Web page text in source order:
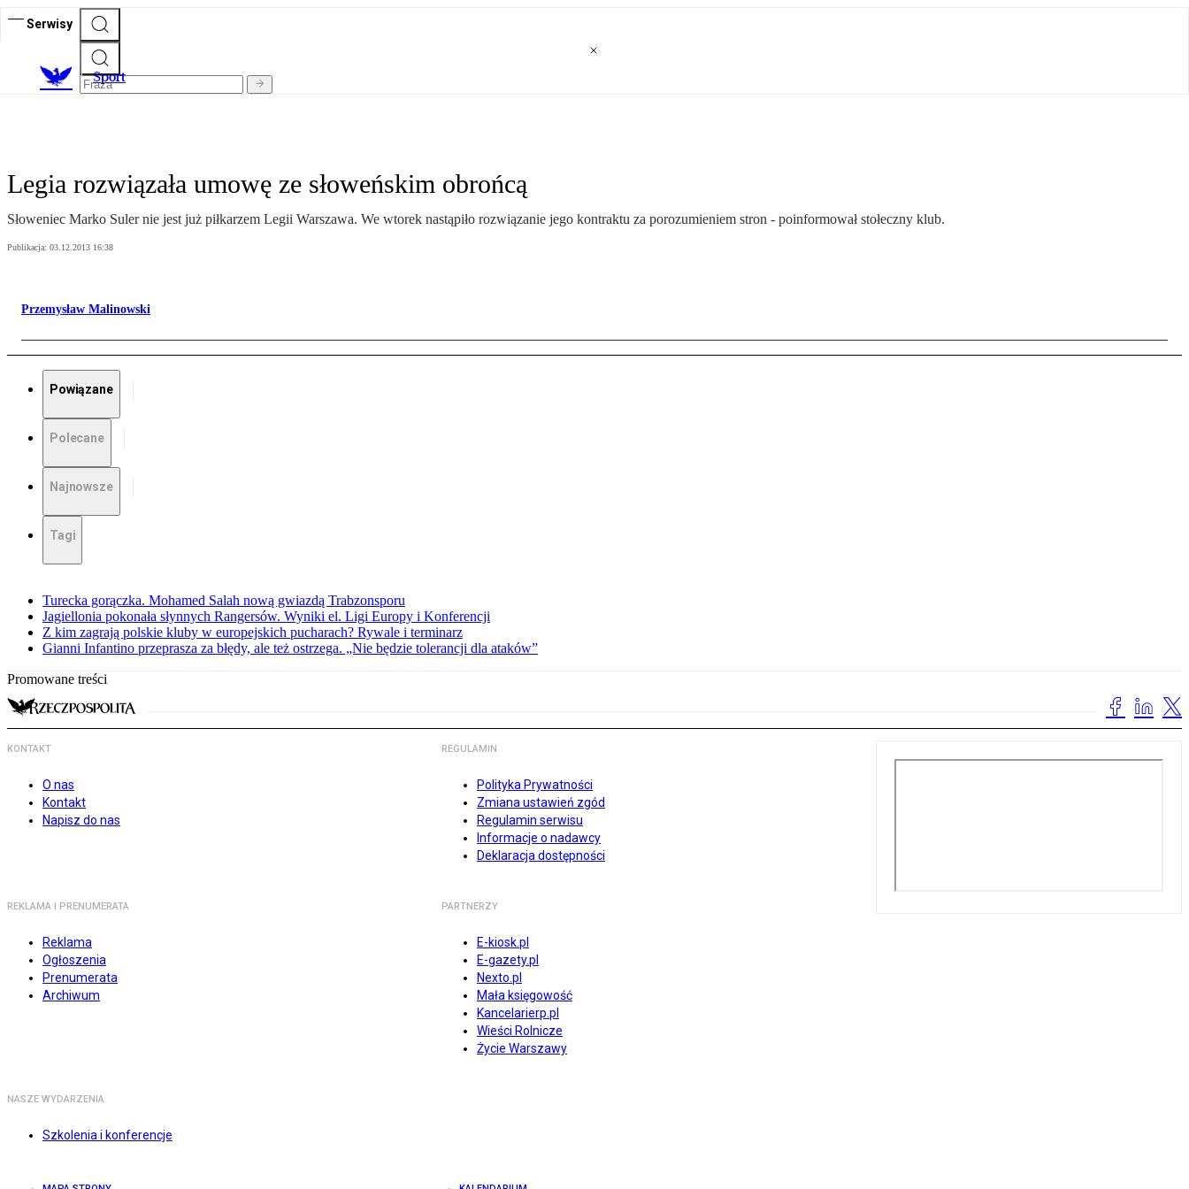
Serwisy
Sport
Legia rozwiązała umowę ze słoweńskim obrońcą
Słoweniec Marko Suler nie jest już piłkarzem Legii Warszawa. We wtorek nastąpiło rozwiązanie jego kontraktu za porozumieniem stron - poinformował stołeczny klub.
Publikacja: 03.12.2013 16:38
Przemysław Malinowski
Powiązane
Polecane
Najnowsze
Tagi
Turecka gorączka. Mohamed Salah nową gwiazdą Trabzonsporu
Jagiellonia pokonała słynnych Rangersów. Wyniki el. Ligi Europy i Konferencji
Z kim zagrają polskie kluby w europejskich pucharach? Rywale i terminarz
Gianni Infantino przeprasza za błędy, ale też ostrzega. „Nie będzie tolerancji dla ataków”
Promowane treści
KONTAKT
O nas
Kontakt
Napisz do nas
REGULAMIN
Polityka Prywatności
Zmiana ustawień zgód
Regulamin serwisu
Informacje o nadawcy
Deklaracja dostępności
REKLAMA I PRENUMERATA
Reklama
Ogłoszenia
Prenumerata
Archiwum
PARTNERZY
E-kiosk.pl
E-gazety.pl
Nexto.pl
Mała księgowość
Kancelarierp.pl
Wieści Rolnicze
Życie Warszawy
NASZE WYDARZENIA
Szkolenia i konferencje